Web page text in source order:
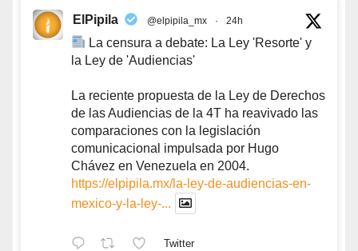
ElPipila @elpipila_mx · 24h
La censura a debate: La Ley 'Resorte' y
la Ley de 'Audiencias'
La reciente propuesta de la Ley de Derechos
de las Audiencias de la 4T ha reavivado las
comparaciones con la legislación
comunicacional impulsada por Hugo
Chávez en Venezuela en 2004.
https://elpipila.mx/la-ley-de-audiencias-en-
mexico-y-la-ley-...
Twitter